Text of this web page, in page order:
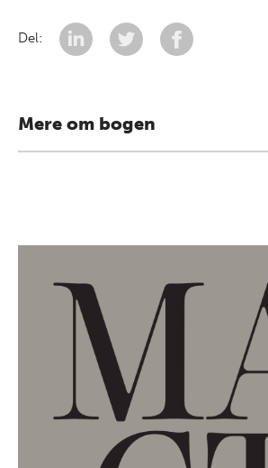
Del:
Mere om bogen